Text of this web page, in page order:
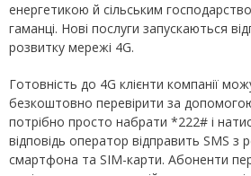
енергетикою й сільським
гаманці. Нові послуги запускаються
розвитку мережі 4G.
Готовність до 4G клієнти компанії
безкоштовно перевірити за
потрібно просто набрати *222# і
відповідь оператор відправить SMS з
смартфона та SIM-карти. Абоненти